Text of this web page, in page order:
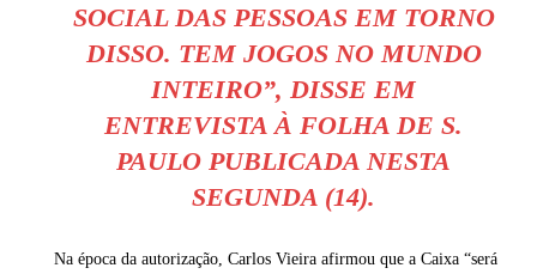
SOCIAL DAS PESSOAS EM TORNO
DISSO. TEM JOGOS NO MUNDO
INTEIRO”, DISSE EM
ENTREVISTA À FOLHA DE S.
PAULO PUBLICADA NESTA
SEGUNDA (14).
Na época da autorização, Carlos Vieira afirmou que a Caixa “será